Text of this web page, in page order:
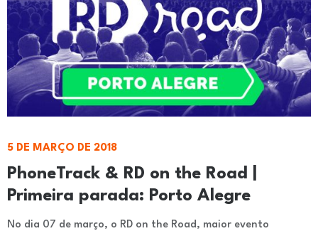
PhoneTrack & RD on the Road |
Primeira parada: Porto Alegre
5 DE MARÇO DE 2018
No dia 07 de março, o RD on the Road, maior evento